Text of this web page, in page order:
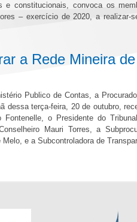
e constitucionais, convoca os
– exercício de 2020, a realizar-
a Rede Mineira
Publico de Contas, a
dessa terça-feira, 20 de outubro,
Fontenelle, o Presidente do
Mauri Torres, a
Melo, e a Subcontroladora de